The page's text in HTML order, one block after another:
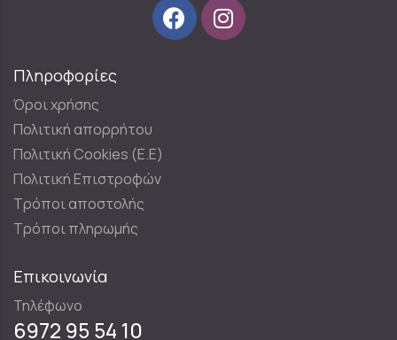
Πληροφορίες
Όροι χρήσης
Πολιτική απορρήτου
Πολιτική Cookies (E.E)
Πολιτική Επιστροφών
Τρόποι αποστολής
Τρόποι πληρωμής
Επικοινωνία
Τηλέφωνο
6972 95 54 10